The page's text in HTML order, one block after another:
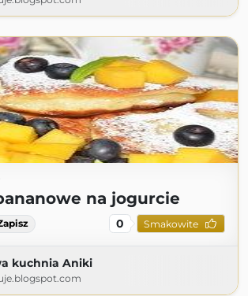
na jogurcie
0 Smakowite
kuchnia Aniki